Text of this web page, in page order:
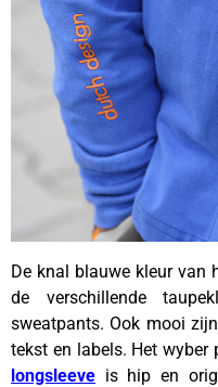
De knal blauwe kleur van
de verschillende
sweatpants. Ook mooi
tekst en labels. Het
longsleeve is hip en